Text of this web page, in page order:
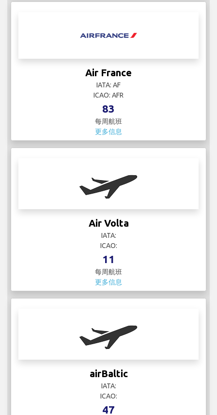
Air France
IATA: AF
ICAO: AFR
83
每周航班
更多信息
Air Volta
IATA:
ICAO:
11
每周航班
更多信息
airBaltic
IATA:
ICAO:
47